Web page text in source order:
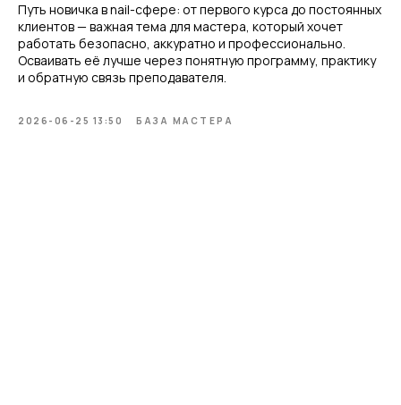
Путь новичка в nail-сфере: от первого курса до постоянных
клиентов — важная тема для мастера, который хочет
работать безопасно, аккуратно и профессионально.
Осваивать её лучше через понятную программу, практику
и обратную связь преподавателя.
2026-06-25 13:50 БАЗА МАСТЕРА